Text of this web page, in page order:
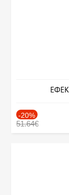
-20%
51.64€